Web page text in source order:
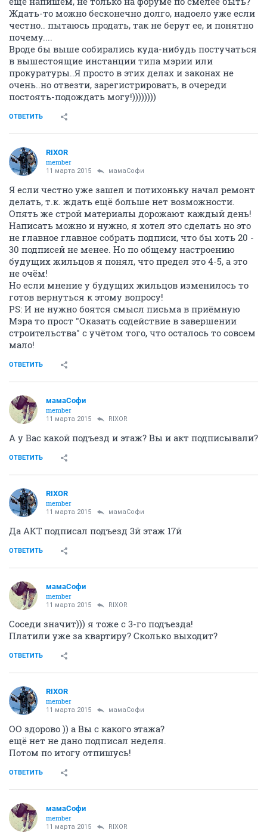
Ждать-то можно бесконечно долго, надоело уже если
честно.. пытаюсь продать, так не берут ее, и понятно
почему....
Вроде бы выше собирались куда-нибудь постучаться
в вышестоящие инстанции типа мэрии или
прокуратуры..Я просто в этих делах и законах не
очень..но отвезти, зарегистрировать, в очереди
постоять-подождать могу!))))))))
ОТВЕТИТЬ
RIXOR
member
11 марта 2015 мамаСофи
Я если честно уже зашел и потихоньку начал ремонт
делать, т.к. ждать ещё больше нет возможности.
Опять же строй материалы дорожают каждый день!
Написать можно и нужно, я хотел это сделать но это
не главное главное собрать подписи, что бы хоть 20 -
30 подписей не менее. Но по общему настроению
будущих жильцов я понял, что предел это 4-5, а это
не очём!
Но если мнение у будущих жильцов изменилось то
готов вернуться к этому вопросу!
PS: И не нужно боятся смысл письма в приёмную
Мэра то прост "Оказать содействие в завершении
строительства" с учётом того, что осталось то совсем
мало!
ОТВЕТИТЬ
мамаСофи
member
11 марта 2015 RIXOR
А у Вас какой подъезд и этаж? Вы и акт подписывали?
ОТВЕТИТЬ
RIXOR
member
11 марта 2015 мамаСофи
Да АКТ подписал подъезд 3й этаж 17й
ОТВЕТИТЬ
мамаСофи
member
11 марта 2015 RIXOR
Соседи значит))) я тоже с 3-го подъезда!
Платили уже за квартиру? Сколько выходит?
ОТВЕТИТЬ
RIXOR
member
11 марта 2015 мамаСофи
ОО здорово )) а Вы с какого этажа?
ещё нет не дано подписал неделя.
Потом по итогу отпишусь!
ОТВЕТИТЬ
мамаСофи
member
11 марта 2015 RIXOR